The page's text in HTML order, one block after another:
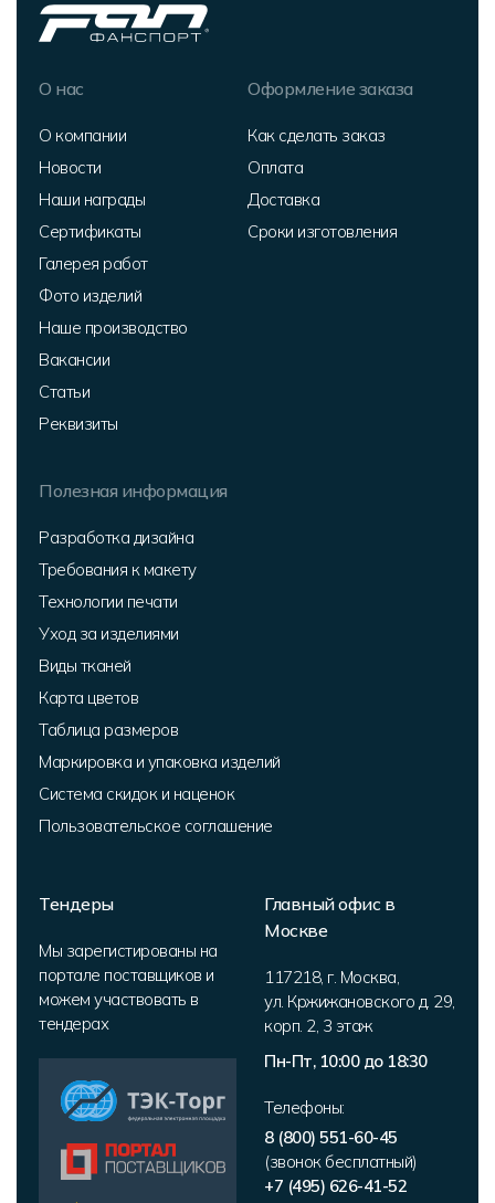
О нас
О компании
Новости
Наши награды
Сертификаты
Галерея работ
Фото изделий
Наше производство
Вакансии
Статьи
Реквизиты
Оформление заказа
Как сделать заказ
Оплата
Доставка
Сроки изготовления
Полезная информация
Разработка дизайна
Требования к макету
Технологии печати
Уход за изделиями
Виды тканей
Карта цветов
Таблица размеров
Маркировка и упаковка изделий
Система скидок и наценок
Пользовательское соглашение
Тендеры
Мы зарегистированы на
портале поставщиков и
можем участвовать в
тендерах
Главный офис в
Москве
117218, г. Москва,
ул. Кржижановского д. 29,
корп. 2, 3 этаж
Пн-Пт, 10:00 до 18:30
Телефоны:
8 (800) 551-60-45
(звонок бесплатный)
+7 (495) 626-41-52